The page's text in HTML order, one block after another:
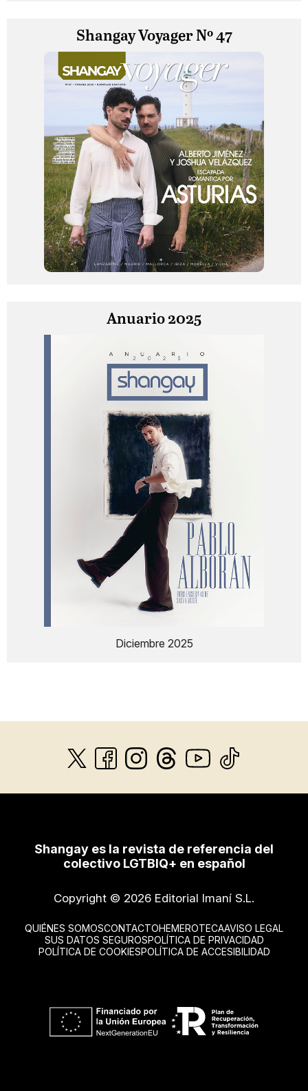
Shangay Voyager Nº 47
Anuario 2025
Diciembre 2025
Shangay es la revista de referencia del
colectivo LGTBIQ+ en español
Copyright © 2026 Editorial Imaní S.L.
QUIÉNES SOMOSCONTACTOHEMEROTECAAVISO LEGAL
SUS DATOS SEGUROSPOLÍTICA DE PRIVACIDAD
POLÍTICA DE COOKIESPOLÍTICA DE ACCESIBILIDAD